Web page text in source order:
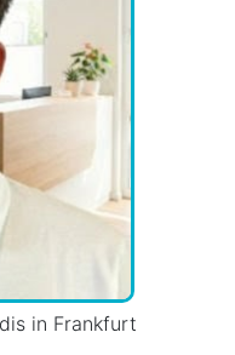
in Frankfurt